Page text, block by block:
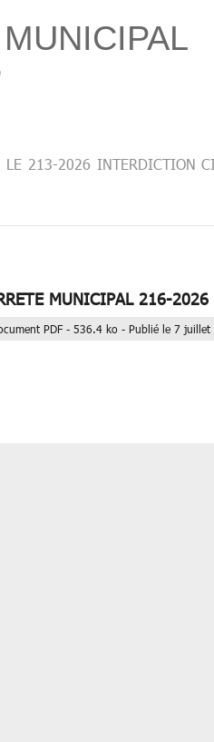
LE 213-2026 INTERDICTION
MUNICIPAL 216-2026
PDF - 536.4 ko - Publié le 7 juillet